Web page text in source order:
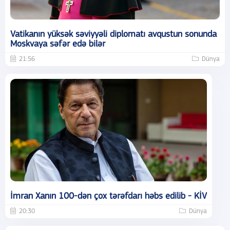
Vatikanın yüksək səviyyəli diplomatı avqustun sonunda
Moskvaya səfər edə bilər
21:56 Dünya
İmran Xanın 100-dən çox tərəfdarı həbs edilib - KİV
20:30 Dünya